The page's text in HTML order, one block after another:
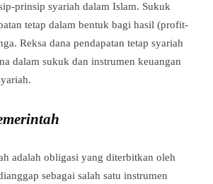
prinsip syariah dalam Islam. Sukuk
tetap dalam bentuk bagi hasil (profit-
Reksa dana pendapatan tetap syariah
dalam sukuk dan instrumen keuangan
adalah obligasi yang diterbitkan oleh
sebagai salah satu instrumen